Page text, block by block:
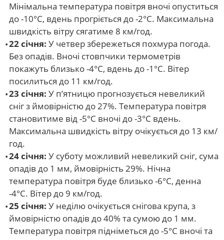
Мінімальна температура повітря вночі опуститься
до -10°C, вдень прогріється до -2°C. Максимальна
швидкість вітру сягатиме 8 км/год.
22 січня: У четвер збережеться похмура погода.
Без опадів. Вночі стовпчики термометрів
покажуть близько -4°C, вдень до -1°C. Вітер
посилиться до 11 км/год.
23 січня: У п’ятницю прогнозується невеликий
сніг з ймовірністю до 27%. Температура повітря
становитиме від -5°C вночі до -3°C вдень.
Максимальна швидкість вітру очікується до 13 км/
год.
24 січня: У суботу можливий невеликий сніг, сума
опадів до 1 мм, ймовірність 29%. Нічна
температура повітря буде близько -6°C, денна
-4°C. Вітер до 9 км/год.
25 січня: У неділю очікується снігова крупа, з
ймовірністю опадів до 40% та сумою до 1 мм.
Температура повітря підніметься до -5°C вночі та